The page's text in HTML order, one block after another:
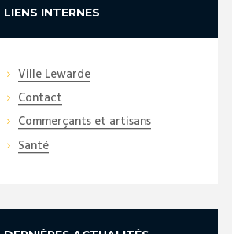
LIENS INTERNES
Ville Lewarde
Contact
Commerçants et artisans
Santé